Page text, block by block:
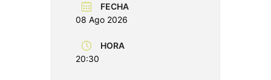
FECHA
08 Ago 2026
HORA
20:30